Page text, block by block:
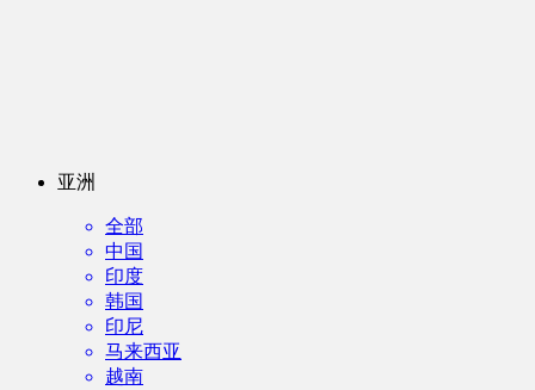
亚洲
全部
中国
印度
韩国
印尼
马来西亚
越南